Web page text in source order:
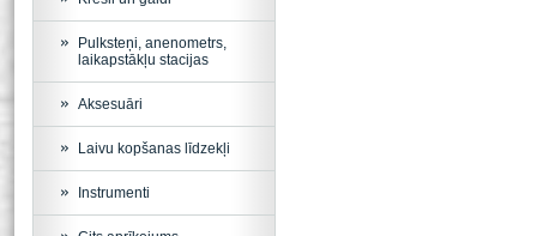
Pulksteņi, anenometrs,
laikapstākļu stacijas
Aksesuāri
Laivu kopšanas līdzekļi
Instrumenti